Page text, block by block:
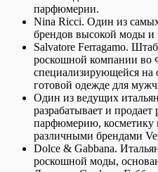
парфюмерии.
Nina Ricci. Один из
брендов высокой моды
Salvatore Ferragamo.
роскошной компании во
специализирующейся на
готовой одежде для
Один из ведущих
разрабатывает и
парфюмерию, косметику
различными брендами
Dolce & Gabbana.
роскошной моды,